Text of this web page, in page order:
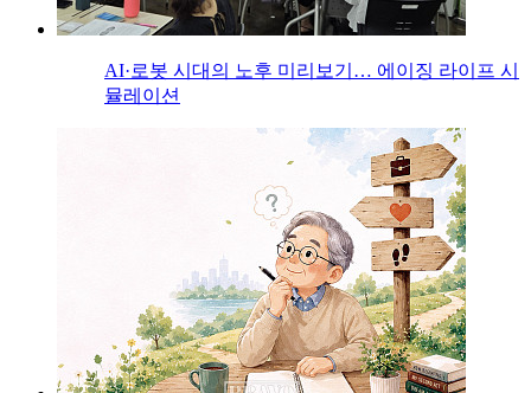
AI·로봇 시대의 노후 미리보기… 에이징 라이프 시
뮬레이션